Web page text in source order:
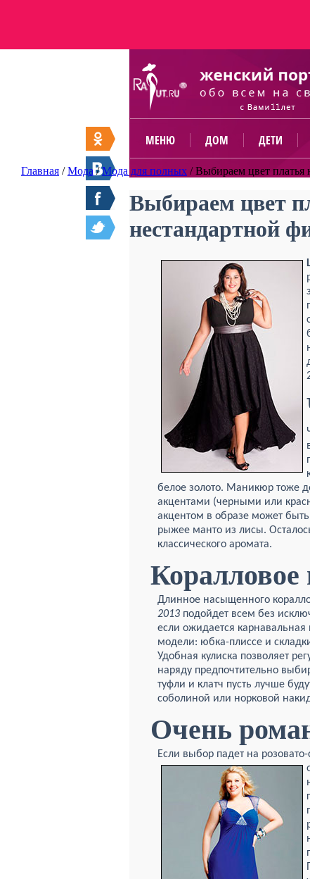
МЕНЮ ДОМ ДЕТИ
Главная /Мода /Мода для полных /Выбираем цвет платья
Выбираем цвет
нестандартной
белое золото. Маникюр тоже
акцентами (черными или
акцентом в образе может
рыжее манто из лисы.
классического аромата.
Коралловое
Длинное насыщенного
2013 подойдет всем без
если ожидается
модели: юбка-плиссе и
Удобная кулиска позволяет
наряду предпочтительно
туфли и клатч пусть лучше
соболиной или норковой
Очень
Если выбор падет на